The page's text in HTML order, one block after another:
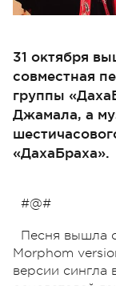
31 октября
совместная
группы
Джамала, а
«ДахаБраха».
#@#
Песня вышла
Morphom
версии сингла